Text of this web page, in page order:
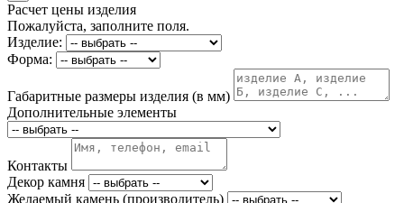
Расчет цены изделия
Пожалуйста, заполните поля.
Изделие:
Форма:
Габаритные размеры изделия (в мм)
Дополнительные элементы
Контакты
Декор камня
Желаемый камень (производитель)